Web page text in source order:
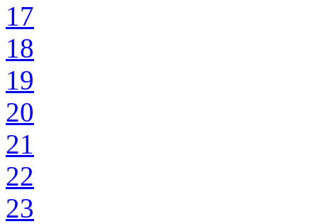
17
18
19
20
21
22
23